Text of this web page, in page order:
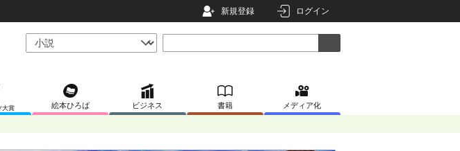
新規登録 ログイン
大賞
絵本ひろば ビジネス 書籍 メディア化